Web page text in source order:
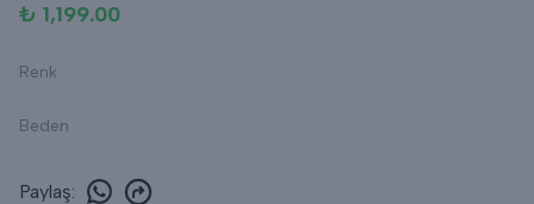
₺ 1,199.00
Renk
Beden
Paylaş: